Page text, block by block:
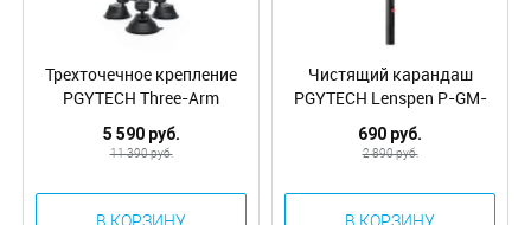
Трехточечное крепление
PGYTECH Three-Arm
Suction Mount P-GM-136
5 590 руб.
11 390 руб.
Чистящий карандаш
PGYTECH Lenspen P-GM-
112
690 руб.
2 890 руб.